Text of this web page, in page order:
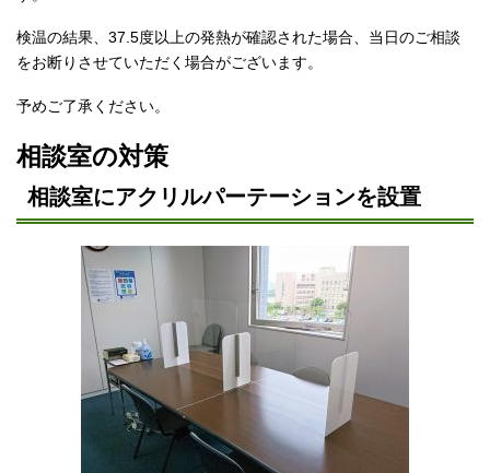
検温の結果、37.5度以上の発熱が確認された場合、当日のご相談
をお断りさせていただく場合がございます。
予めご了承ください。
相談室の対策
相談室にアクリルパーテーションを設置